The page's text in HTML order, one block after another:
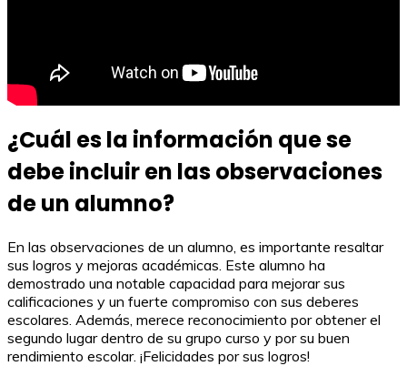
¿Cuál es la información que se
debe incluir en las observaciones
de un alumno?
En las observaciones de un alumno, es importante resaltar
sus logros y mejoras académicas. Este alumno ha
demostrado una notable capacidad para mejorar sus
calificaciones y un fuerte compromiso con sus deberes
escolares. Además, merece reconocimiento por obtener el
segundo lugar dentro de su grupo curso y por su buen
rendimiento escolar. ¡Felicidades por sus logros!